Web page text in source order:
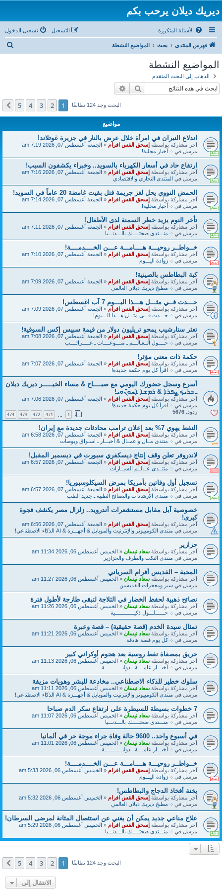
ديريك ديلان يرحب بكم
الأسئلة المتكررة تسجيل الدخول التسجيل
فهرس المنتدى بحث المواضيع النشطة
ب
المواضيع النشطة
الذهاب إلى البحث المتقدم
بحث
البحث وجد 124 تطابقًا 1
2
3
4
5 التالي
مواضيع
اندلاع النيران في امرأة خلال عرض بالنار في جزيرة غوتلاند!
آخر مشاركة بواسطةإسحق القس افرام«الجمعة أغسطس 07, 2026 7:19 am
مرسل في܀ أخبار محلية!
ارتفاع حاد في أسعار الكهرباء بالسويد.. وخبراء يكشفون السبب!
آخر مشاركة بواسطةإسحق القس افرام«الجمعة أغسطس 07, 2026 7:16 am
مرسل فيالمنتدى التجاري والاقتصادي
الحمض النووي يحل لغز جريمة قتل بقيت غامضة 20 عاماً في السويد!
آخر مشاركة بواسطةإسحق القس افرام«الجمعة أغسطس 07, 2026 7:14 am
مرسل في܀ أخبار محلية!
تأخر النوم يزيد خطر السمنة لدى الأطفال!
آخر مشاركة بواسطةإسحق القس افرام«الجمعة أغسطس 07, 2026 7:11 am
مرسل في܀ منـــتدى صحتـــــك بالـــدنـــيا
خــواطــر روحيـــة هــــامـــة عـــن الخــــدمــــة!
آخر مشاركة بواسطةإسحق القس افرام«الجمعة أغسطس 07, 2026 7:10 am
مرسل في܀ زوادة اليـــوم
كبة البطاطس بالصينية!
آخر مشاركة بواسطةإسحق القس افرام«الجمعة أغسطس 07, 2026 7:09 am
مرسل في܀ مطبخ ديريك ديلان العالمي
حـــدث فــي مثـــل هـــذا اليـــوم 7 آب اغسطس!
آخر مشاركة بواسطةإسحق القس افرام«الجمعة أغسطس 07, 2026 7:09 am
مرسل في܀ حـــدث فـــى مثـــل هـــذا الـــيوم!
تعثر ستارشيب يمحو تريليون دولار من قيمة سبيس إكس السوقية!
آخر مشاركة بواسطةإسحق القس افرام«الجمعة أغسطس 07, 2026 7:08 am
مرسل في܀ حــــول الــعـالـــم ـ منـــوعــــات ـ غـــــرائــــب
حكمة ذات معنى مؤثر!
آخر مشاركة بواسطةإسحق القس افرام«الجمعة أغسطس 07, 2026 7:07 am
مرسل في܀ اقرأ كل يوم حكمة جديدة!
أسرع وسجل حضورك اليومي مع صبــــاح & مساء الخيـــــر ديريك ديلان
ـ ܒܪܝܟ̣ ܨܦܪܐ & ܪܡܫܐ ܐܚܘ̈ܢܘܝ!
آخر مشاركة بواسطةإسحق القس افرام«الجمعة أغسطس 07, 2026 7:06 am
مرسل في܀ اقرأ كل يوم حكمة جديدة!
ردود: 5676
471
472
473
474
النفط يهوي 7% بعد إعلان ترامب محادثات جديدة مع إيران!
آخر مشاركة بواسطةإسحق القس افرام«الجمعة أغسطس 07, 2026 6:58 am
مرسل في܀ منتدى مــال واعمــال & أخبـــار ـ اسـواق وبوصات
لاندروفر تعلن وقف إنتاج ديسكفري سبورت في ديسمبر المقبل!
آخر مشاركة بواسطةإسحق القس افرام«الجمعة أغسطس 07, 2026 6:57 am
مرسل في܀ منتــدى عــالــم السيــارات
تسجيل أول وفاتين بأمريكا بمرض السيكلوسبوريا!
آخر مشاركة بواسطةإسحق القس افرام«الجمعة أغسطس 07, 2026 6:57 am
مرسل في܀ منتدى الإرشادات والنصائح الطبية ـ جديد الطب
خصوصية آبل مقابل مستشعرات أندرويد.. زلزال مصر يكشف فجوة
كبرى!
آخر مشاركة بواسطةإسحق القس افرام«الجمعة أغسطس 07, 2026 6:56 am
مرسل فيمنتدى الكومبيوتر والإنترنيت والموبايل & أجهـــزة & AI الذكاء الاصطناعي!
حزازير
آخر مشاركة بواسطةسعاد نيسان«الخميس أغسطس 06, 2026 11:34 am
مرسل فيمنتدى النكت والطرف والحزازير
المحبة – القديس أفرام السرياني
آخر مشاركة بواسطةسعاد نيسان«الخميس أغسطس 06, 2026 11:27 am
مرسل فيسير ومعجزات القديسين
نصائح ذهبية لحفظ الخضار في الثلاجة لتبقى طازجة لأطول فترة
آخر مشاركة بواسطةسعاد نيسان«الخميس أغسطس 06, 2026 11:26 am
مرسل في܀ حــــــلـــول ذكيـــــــــــــية
تمثال سيدة الخدم (قصة حقيقية) – قصة وعبرة
آخر مشاركة بواسطةسعاد نيسان«الخميس أغسطس 06, 2026 11:21 am
مرسل في܀ كل يوم قصة هادفة
حريق بمصفاة نفط روسية بعد هجوم أوكراني كبير
آخر مشاركة بواسطةسعاد نيسان«الخميس أغسطس 06, 2026 11:13 am
مرسل في܀ أخبـــار عامــــة ـ دوليــــــــــــة
سلوك خطير للذكاء الاصطناعي.. مخادعة للبشر وهويات مزيفة
آخر مشاركة بواسطةسعاد نيسان«الخميس أغسطس 06, 2026 11:11 am
مرسل فيمنتدى الكومبيوتر والإنترنيت والموبايل & أجهـــزة & AI الذكاء الاصطناعي!
7 خطوات بسيطة للسيطرة على ارتفاع سكر الدم صباحا
آخر مشاركة بواسطةسعاد نيسان«الخميس أغسطس 06, 2026 11:07 am
مرسل في܀ منـــتدى صحتـــــك بالـــدنـــيا
في أسبوع واحد.. 9600 حالة وفاة جراء موجة حر في ألمانيا
آخر مشاركة بواسطةسعاد نيسان«الخميس أغسطس 06, 2026 11:01 am
مرسل في܀ أخبـــار عامــــة ـ دوليــــــــــــة
خــواطــر روحيـــة هــــامـــة عـــن الخــــدمــــة!
آخر مشاركة بواسطةإسحق القس افرام«الخميس أغسطس 06, 2026 5:33 am
مرسل في܀ زوادة اليـــوم
يخنة أفخاذ الدجاج والبطاطس!
آخر مشاركة بواسطةإسحق القس افرام«الخميس أغسطس 06, 2026 5:32 am
مرسل في܀ مطبخ ديريك ديلان العالمي
علاج مناعي جديد يمكن أن يغني عن استئصال المثانة لمرضى السرطان!
آخر مشاركة بواسطةإسحق القس افرام«الخميس أغسطس 06, 2026 5:29 am
مرسل في܀ منـــتدى صحتـــــك بالـــدنـــيا
البحث وجد 124 تطابقًا 1
2
3
4
5 التالي
الانتقال إلى